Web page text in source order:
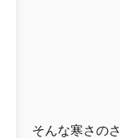
そんな寒さの